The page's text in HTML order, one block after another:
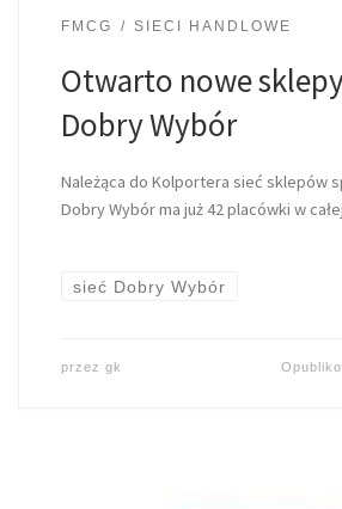
FMCG SIECI HANDLOWE
Otwarto nowe
Dobry Wybór
Należąca do Kolportera sieć sklepów
Dobry Wybór ma już 42 placówki w
sieć Dobry Wybór
przez gk